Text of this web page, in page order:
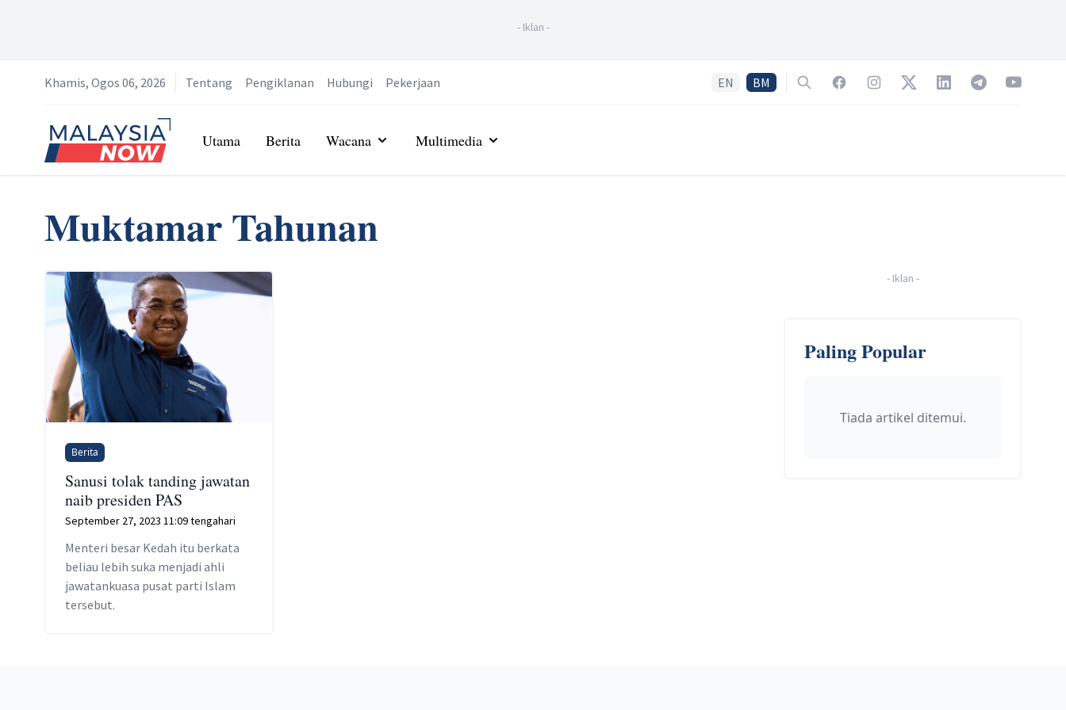
- Iklan -
Khamis, Ogos 06, 2026 Tentang Pengiklanan Hubungi Pekerjaan EN BM SearchFacebookInstagramTwitterLinkedInTelegramYouTube
Home
Utama Berita Wacana Multimedia
Muktamar Tahunan
Berita
Sanusi tolak tanding jawatan
naib presiden PAS
September 27, 2023 11:09 tengahari
Menteri besar Kedah itu berkata
beliau lebih suka menjadi ahli
jawatankuasa pusat parti Islam
tersebut.
- Iklan -
Paling Popular
Tiada artikel ditemui.